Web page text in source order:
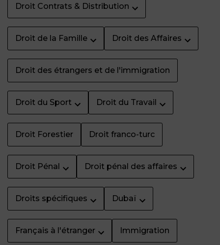
Droit Contrats & Distribution
Droit de la Famille Droit des Affaires
Droit des étrangers et de l'immigration
Droit du Sport Droit du Travail
Droit Forestier Droit franco-turc
Droit Pénal Droit pénal des affaires
Droits spécifiques Dubaï
Français à l'étranger Immigration